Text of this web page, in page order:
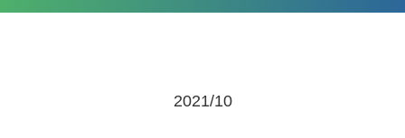
2021/10